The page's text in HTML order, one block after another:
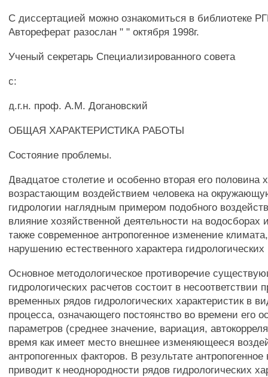
С диссертацией можно ознакомиться в библиотеке
Автореферат разослан " " октября 1998г.
Ученый секретарь Специализированного совета
с:
д.г.н. проф. А.М. Догановский
ОБЩАЯ ХАРАКТЕРИСТИКА РАБОТЫ
Состояние проблемы.
Двадцатое столетие и особенно вторая его половина
возрастающим воздействием человека на
гидрологии наглядным примером подобного
влияние хозяйственной деятельности на водосборах
также современное антропогенное изменение
нарушению естественного характера
Основное методологическое противоречие
гидрологических расчетов состоит в несоответствии
временных рядов гидрологических характеристик в
процесса, означающего постоянство во времени его
параметров (среднее значение, вариация,
время как имеет место внешнее изменяющееся
антропогенных факторов. В результате антропогенное
приводит к неоднородности рядов гидрологических